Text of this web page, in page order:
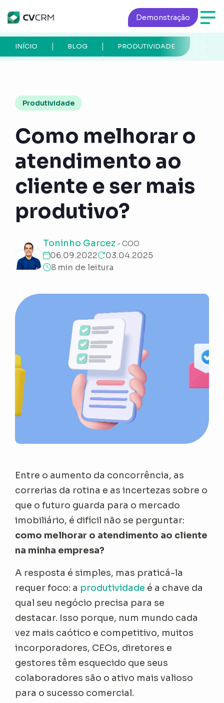
Demonstração
PRODUTIVIDADE
BLOG
INÍCIO
Produtividade
Como melhorar o
atendimento ao
cliente e ser mais
produtivo?
Toninho Garcez - COO
06.09.2022
03.04.2025
8 min de leitura
Entre o aumento da concorrência, as
correrias da rotina e as incertezas sobre o
que o futuro guarda para o mercado
imobiliário, é difícil não se perguntar:
como melhorar o atendimento ao cliente
na minha empresa?
A resposta é simples, mas praticá-la
requer foco: a produtividade é a chave da
qual seu negócio precisa para se
destacar. Isso porque, num mundo cada
vez mais caótico e competitivo, muitos
incorporadores, CEOs, diretores e
gestores têm esquecido que seus
colaboradores são o ativo mais valioso
para o sucesso comercial.